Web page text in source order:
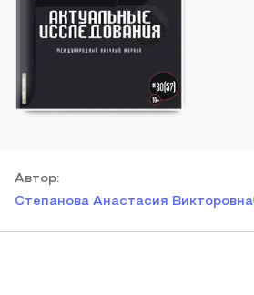
Автор:
Степанова Анастасия Викторовна